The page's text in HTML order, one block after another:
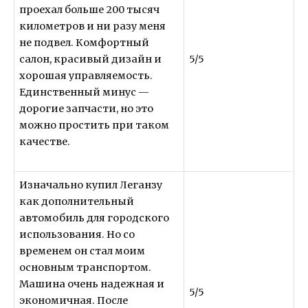
проехал больше 200 тысяч
километров и ни разу меня
не подвел. Комфортный
салон, красивый дизайн и
хорошая управляемость.
Единственный минус —
дорогие запчасти, но это
можно простить при таком
качестве.
5/5
Изначально купил Леганзу
как дополнительный
автомобиль для городского
использования. Но со
временем он стал моим
основным транспортом.
Машина очень надежная и
экономичная. После
5/5